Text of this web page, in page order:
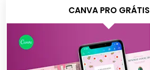
CANVA PRO GRÁTIS